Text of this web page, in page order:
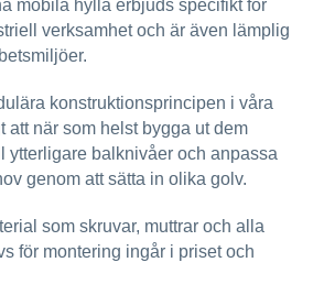
mobila hylla erbjuds specifikt för
verksamhet och är även lämplig
konstruktionsprincipen i våra
att när som helst bygga ut dem
ytterligare balknivåer och anpassa
genom att sätta in olika golv.
som skruvar, muttrar och alla
för montering ingår i priset och